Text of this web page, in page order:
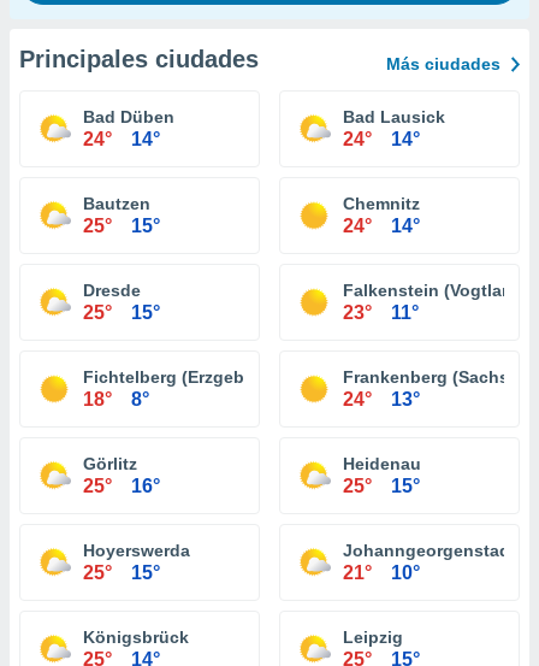
Principales ciudades Más ciudades
Bad Düben
24° 14°
Bad Lausick
24° 14°
Bautzen
25° 15°
Chemnitz
24° 14°
Dresde
25° 15°
Falkenstein (Vogtland)
23° 11°
Fichtelberg (Erzgebirge)
18° 8°
Frankenberg (Sachsen)
24° 13°
Görlitz
25° 16°
Heidenau
25° 15°
Hoyerswerda
25° 15°
Johanngeorgenstadt
21° 10°
Königsbrück
25° 14°
Leipzig
25° 15°